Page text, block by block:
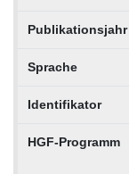
Publikationsjahr
Sprache
Identifikator
HGF-Programm